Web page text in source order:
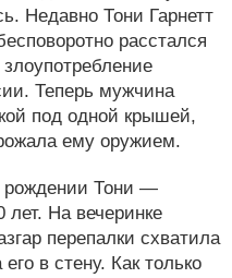
Недавно Тони Гарнетт
расстался
Теперь мужчина
под одной крышей,
ему оружием.
рождении Тони —
На вечеринке
перепалки схватила
в стену. Как только